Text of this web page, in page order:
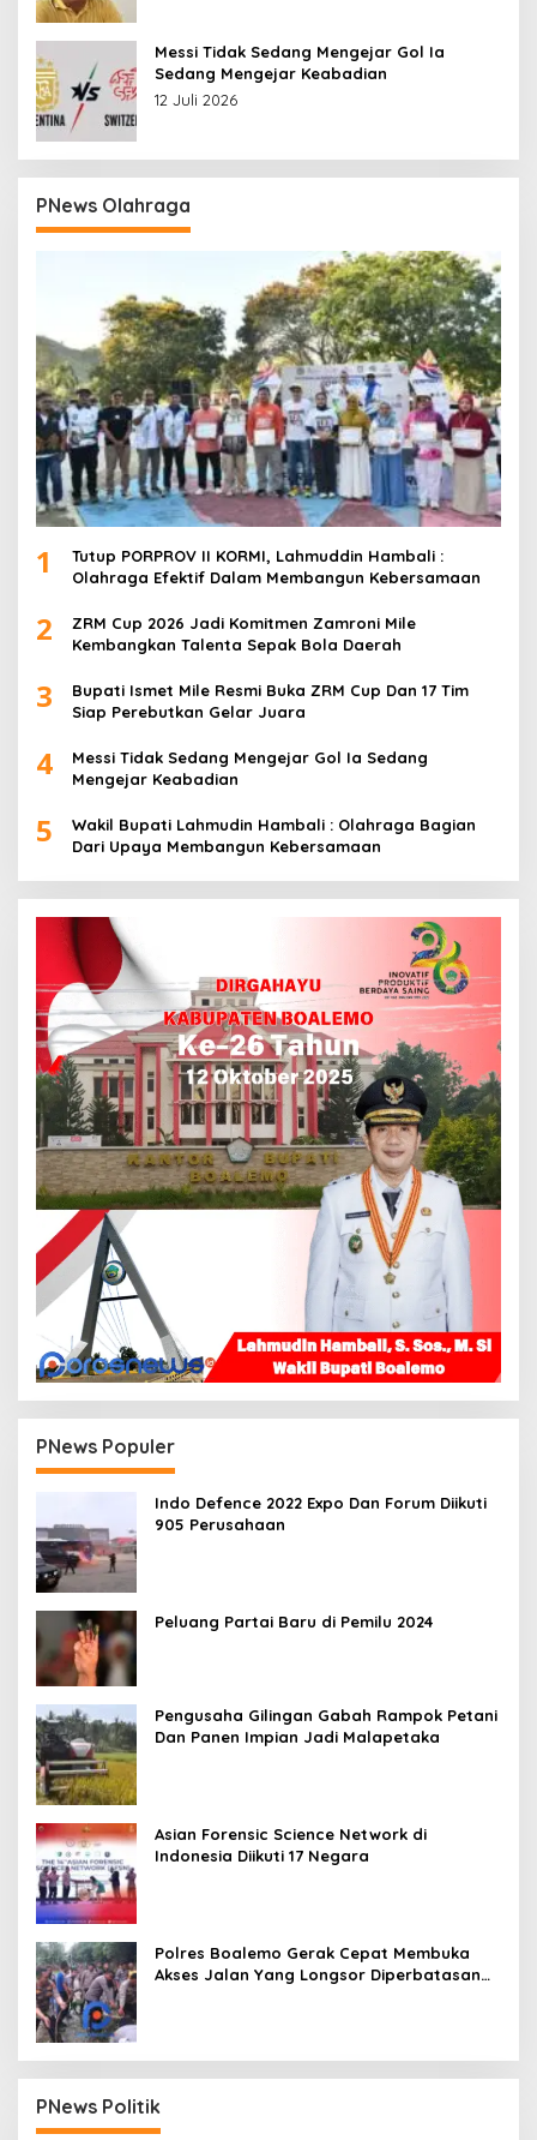
Messi Tidak Sedang Mengejar Gol Ia
Sedang Mengejar Keabadian
12 Juli 2026
PNews Olahraga
1
Tutup PORPROV II KORMI, Lahmuddin Hambali :
Olahraga Efektif Dalam Membangun Kebersamaan
2
ZRM Cup 2026 Jadi Komitmen Zamroni Mile
Kembangkan Talenta Sepak Bola Daerah
3
Bupati Ismet Mile Resmi Buka ZRM Cup Dan 17 Tim
Siap Perebutkan Gelar Juara
4
Messi Tidak Sedang Mengejar Gol Ia Sedang
Mengejar Keabadian
5
Wakil Bupati Lahmudin Hambali : Olahraga Bagian
Dari Upaya Membangun Kebersamaan
PNews Populer
Indo Defence 2022 Expo Dan Forum Diikuti
905 Perusahaan
Peluang Partai Baru di Pemilu 2024
Pengusaha Gilingan Gabah Rampok Petani
Dan Panen Impian Jadi Malapetaka
Asian Forensic Science Network di
Indonesia Diikuti 17 Negara
Polres Boalemo Gerak Cepat Membuka
Akses Jalan Yang Longsor Diperbatasan
PNews Politik